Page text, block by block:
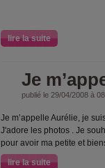
lire la suite
Je
publié le 29/04/2008 à
Je m’appelle Aurélie, je
J'adore les photos . Je
pour avoir ma petite et
lire la suite